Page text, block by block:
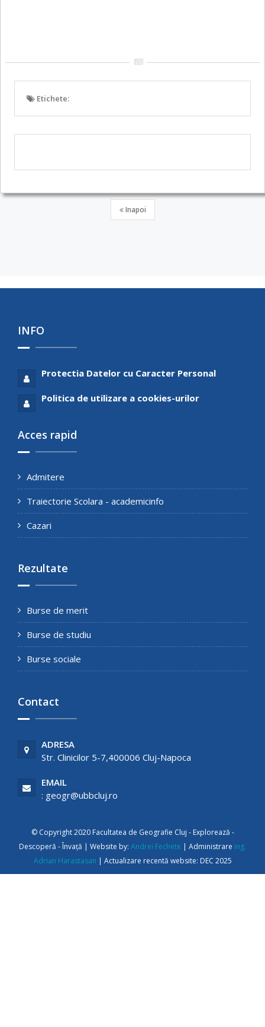
Etichete:
Inapoi
INFO
Protectia Datelor cu Caracter Personal
Politica de utilizare a cookies-urilor
Acces rapid
Admitere
Traiectorie Scolara - academicinfo
Cazari
Rezultate
Burse de merit
Burse de studiu
Burse sociale
Contact
ADRESA
Str. Clinicilor 5-7,400006 Cluj-Napoca
EMAIL
: geogr@ubbcluj.ro
© Copyright 2020 Facultatea de Geografie Cluj - Explorează -
Descoperă - Învață | Website by: Andrei Fechete | Administrare ing.
Adrian Harastasan | Actualizare recentă website: DEC 2025